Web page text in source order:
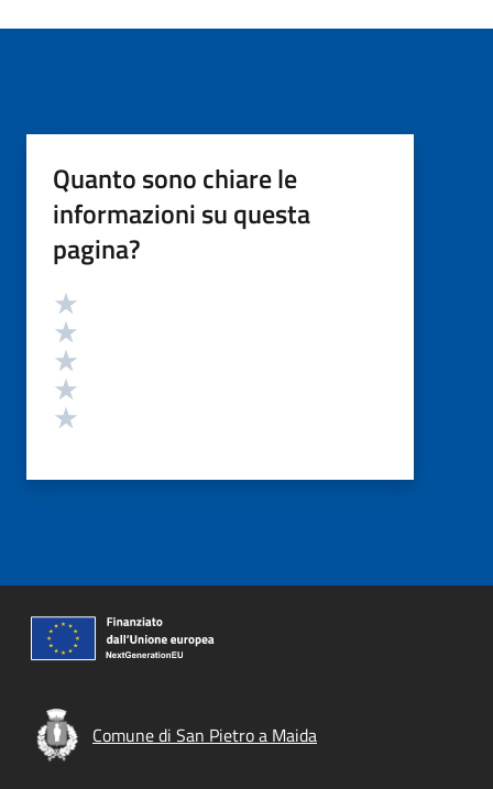
Quanto sono chiare le
informazioni su questa
pagina?
Valutazione
Comune di San Pietro a Maida